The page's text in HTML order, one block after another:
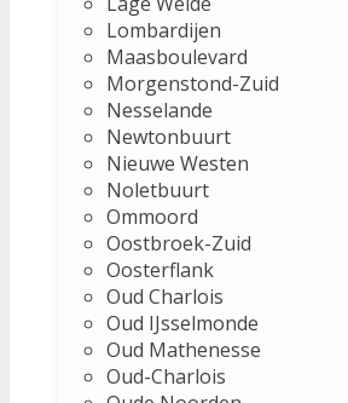
Lombardijen
Maasboulevard
Morgenstond-Zuid
Nesselande
Newtonbuurt
Nieuwe Westen
Noletbuurt
Ommoord
Oostbroek-Zuid
Oosterflank
Oud Charlois
Oud IJsselmonde
Oud Mathenesse
Oud-Charlois